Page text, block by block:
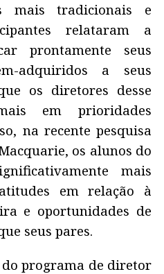
mais tradicionais e
relataram a
prontamente seus
adquiridos a seus
os diretores desse
em prioridades
na recente pesquisa
os alunos do
mais
em relação à
e oportunidades de
seus pares.
do programa de diretor